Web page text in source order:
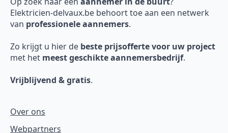
Elektricien-delvaux.be behoort toe aan een netwerk
van professionele aannemers.
Zo krijgt u hier de beste prijsofferte voor uw project
met het meest geschikte aannemersbedrijf.
Vrijblijvend & gratis.
Over ons
Webpartners